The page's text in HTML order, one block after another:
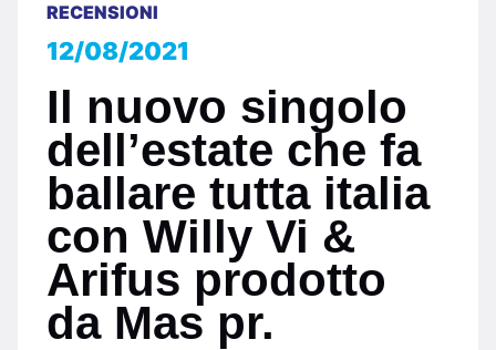
RECENSIONI
12/08/2021
Il nuovo singolo
dell’estate che fa
ballare tutta italia
con Willy Vi &
Arifus prodotto
da Mas pr.